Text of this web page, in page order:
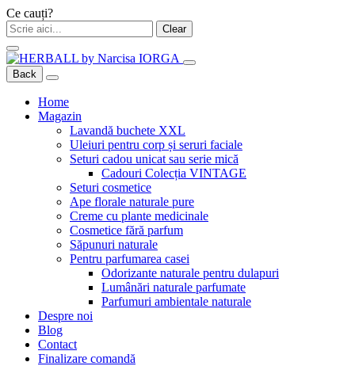
Ce cauți?
Clear
Back
Home
Magazin
Lavandă buchete XXL
Uleiuri pentru corp și seruri faciale
Seturi cadou unicat sau serie mică
Cadouri Colecția VINTAGE
Seturi cosmetice
Ape florale naturale pure
Creme cu plante medicinale
Cosmetice fără parfum
Săpunuri naturale
Pentru parfumarea casei
Odorizante naturale pentru dulapuri
Lumânări naturale parfumate
Parfumuri ambientale naturale
Despre noi
Blog
Contact
Finalizare comandă